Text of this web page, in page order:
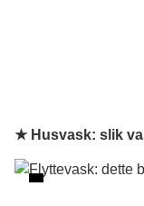
★ Husvask: slik